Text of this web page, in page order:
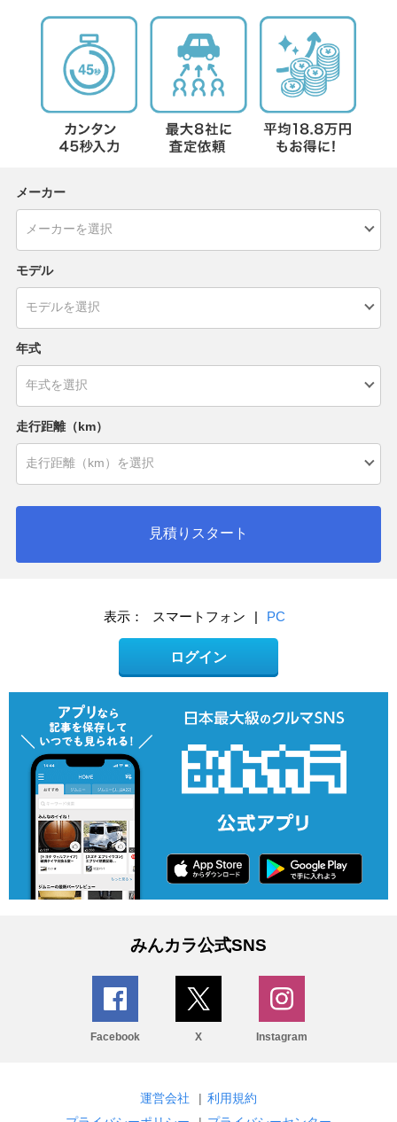
メーカー
モデル
年式
走行距離（km）
見積りスタート
表示： スマートフォン | PC
ログイン
みんカラ公式SNS
Facebook X Instagram
運営会社 | 利用規約